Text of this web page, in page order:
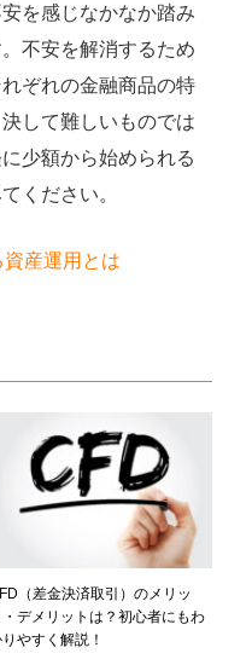
を感じなかなか踏み
不安を解消するため
ぞれの金融商品の特
して難しいものでは
少額から始められる
ください。
産運用とは
（差金決済取引）のメリッ
・デメリットは？初心者にもわ
やすく解説！